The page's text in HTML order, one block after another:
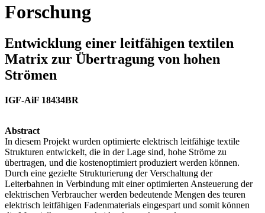
Forschung
Entwicklung einer leitfähigen textilen
Matrix zur Übertragung von hohen
Strömen
IGF-AiF 18434BR
Abstract
In diesem Projekt wurden optimierte elektrisch leitfähige textile
Strukturen entwickelt, die in der Lage sind, hohe Ströme zu
übertragen, und die kostenoptimiert produziert werden können.
Durch eine gezielte Strukturierung der Verschaltung der
Leiterbahnen in Verbindung mit einer optimierten Ansteuerung der
elektrischen Verbraucher werden bedeutende Mengen des teuren
elektrisch leitfähigen Fadenmaterials eingespart und somit können